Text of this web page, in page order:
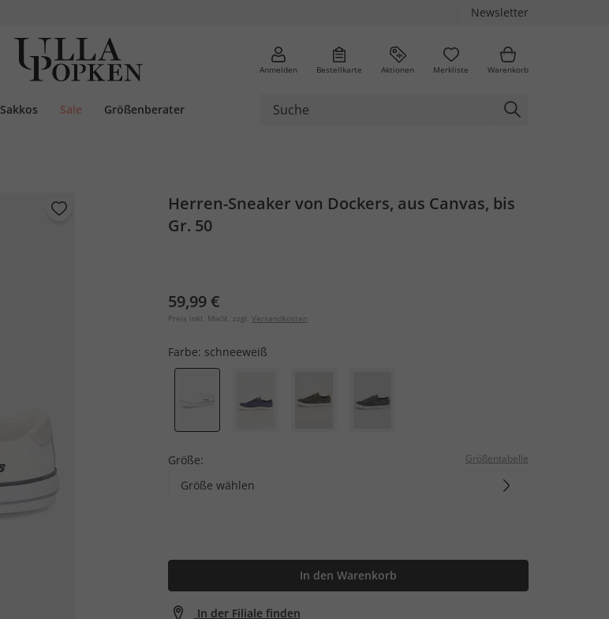
Newsletter
Anmelden Bestellkarte Aktionen Merkliste Warenkorb
Sakkos Sale Größenberater
Herren-Sneaker von Dockers, aus Canvas, bis
Gr. 50
59,99 €
Preis inkl. MwSt. zzgl. Versandkosten
Farbe: schneeweiß
Größe: Größentabelle
Größe wählen
In den Warenkorb
In der Filiale finden